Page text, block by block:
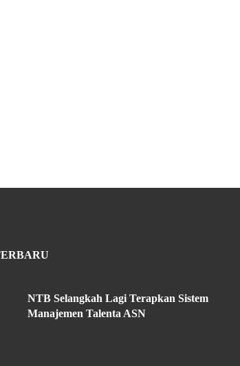
NTB Selangkah Lagi Terapkan Sistem
Manajemen Talenta ASN